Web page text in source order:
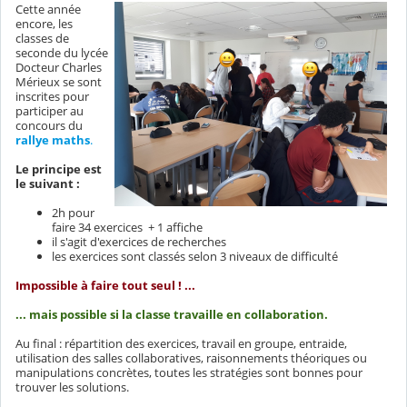
Cette année
encore, les
classes de
seconde du lycée
Docteur Charles
Mérieux se sont
inscrites pour
participer au
concours du
rallye maths.
Le principe est
le suivant :
2h pour
faire 34 exercices + 1 affiche
il s'agit d'exercices de recherches
les exercices sont classés selon 3 niveaux de difficulté
Impossible à faire tout seul ! ...
... mais possible si la classe travaille en collaboration.
Au final : répartition des exercices, travail en groupe, entraide,
utilisation des salles collaboratives, raisonnements théoriques ou
manipulations concrètes, toutes les stratégies sont bonnes pour
trouver les solutions.